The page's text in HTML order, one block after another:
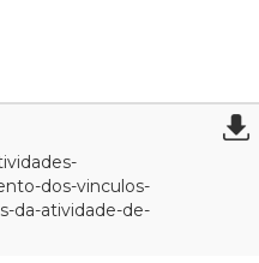
dos-vinculos-
da-atividade-de-